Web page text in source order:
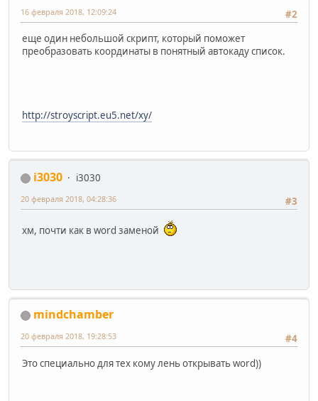
#2
16 февраля 2018, 12:09:24
еще один небольшой скрипт, который поможет
преобразовать координаты в понятный автокаду список.
http://stroyscript.eu5.net/xy/
i3030
i3030
#3
20 февраля 2018, 04:28:36
хм, почти как в word заменой
mindchamber
#4
20 февраля 2018, 19:28:53
Это специально для тех кому лень открывать word))